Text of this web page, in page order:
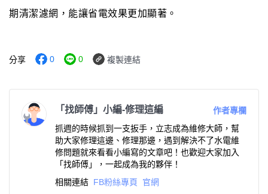
期清潔濾網，能讓省電效果更加顯著。
分享 0 0 複製連結
「找師傅」小編-修理這編
作者專欄
抓週的時候抓到一支扳手，立志成為維修大師，幫
助大家修理這邊、修理那邊，遇到解決不了水電維
修問題就來看看小編寫的文章吧！也歡迎大家加入
「找師傅」，一起成為我的夥伴！
相關連結 FB粉絲專頁 官網